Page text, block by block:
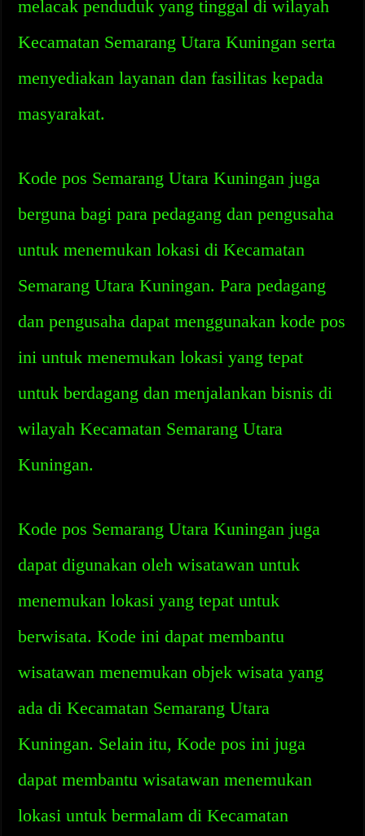
melacak penduduk yang tinggal di wilayah
Kecamatan Semarang Utara Kuningan serta
menyediakan layanan dan fasilitas kepada
masyarakat.
Kode pos Semarang Utara Kuningan juga
berguna bagi para pedagang dan pengusaha
untuk menemukan lokasi di Kecamatan
Semarang Utara Kuningan. Para pedagang
dan pengusaha dapat menggunakan kode pos
ini untuk menemukan lokasi yang tepat
untuk berdagang dan menjalankan bisnis di
wilayah Kecamatan Semarang Utara
Kuningan.
Kode pos Semarang Utara Kuningan juga
dapat digunakan oleh wisatawan untuk
menemukan lokasi yang tepat untuk
berwisata. Kode ini dapat membantu
wisatawan menemukan objek wisata yang
ada di Kecamatan Semarang Utara
Kuningan. Selain itu, Kode pos ini juga
dapat membantu wisatawan menemukan
lokasi untuk bermalam di Kecamatan